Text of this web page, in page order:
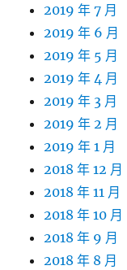
2019 年 7 月
2019 年 6 月
2019 年 5 月
2019 年 4 月
2019 年 3 月
2019 年 2 月
2019 年 1 月
2018 年 12 月
2018 年 11 月
2018 年 10 月
2018 年 9 月
2018 年 8 月